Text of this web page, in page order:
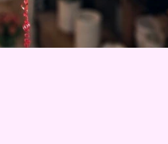
Buket skilte
Bamser